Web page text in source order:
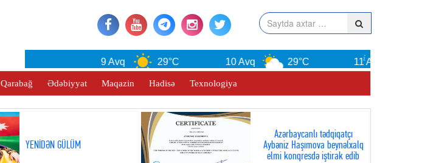
9 Avq 29°C 10 Avq 29°C 11 Avq
Qarabağ Ədəbiyyat Maqazin Hadisə Texnologiya
YENİDƏN GÜLÜM
Azərbaycanlı tədqiqatçı
Aybəniz Haşımova beynəlxalq
elmi konqresdə iştirak edib